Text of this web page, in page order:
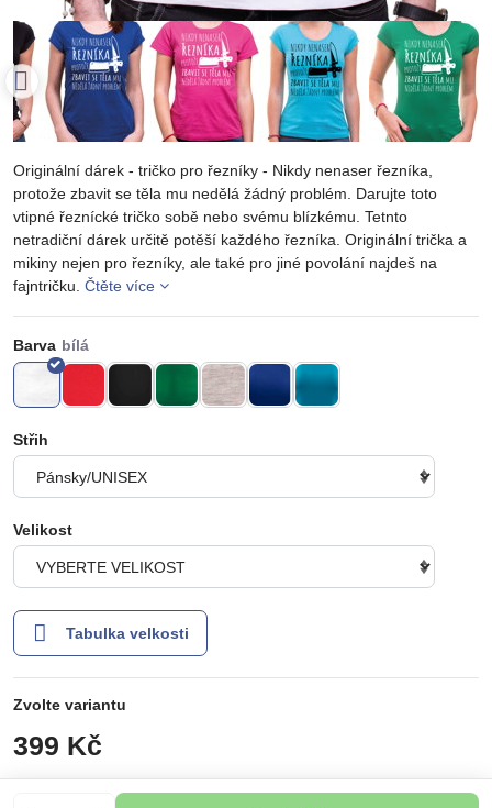
Originální dárek - tričko pro řezníky - Nikdy nenaser řezníka,
protože zbavit se těla mu nedělá žádný problém. Darujte toto
vtipné řeznícké tričko sobě nebo svému blízkému. Tetnto
netradiční dárek určitě potěší každého řezníka. Originální trička a
mikiny nejen pro řezníky, ale také pro jiné povolání najdeš na
fajntričku. Čtěte více
Barva
Střih
Velikost
Tabulka velkosti
Zvolte variantu
399 Kč